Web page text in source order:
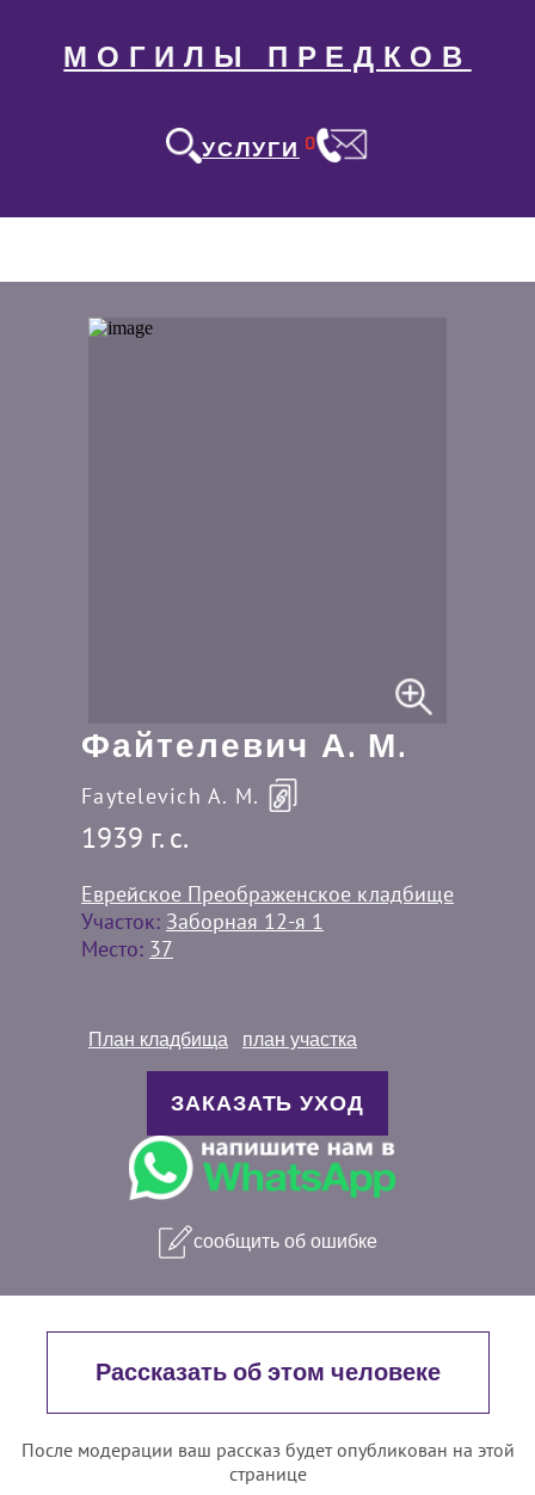
МОГИЛЫ ПРЕДКОВ
УСЛУГИ 0
Файтелевич А. М.
Faytelevich A. M.
1939 г. c.
Еврейское Преображенское кладбище
Участок: Заборная 12-я 1
Место: 37
План кладбища план участка
ЗАКАЗАТЬ УХОД
сообщить об ошибке
Рассказать об этом человеке
После модерации ваш рассказ будет опубликован на этой
странице